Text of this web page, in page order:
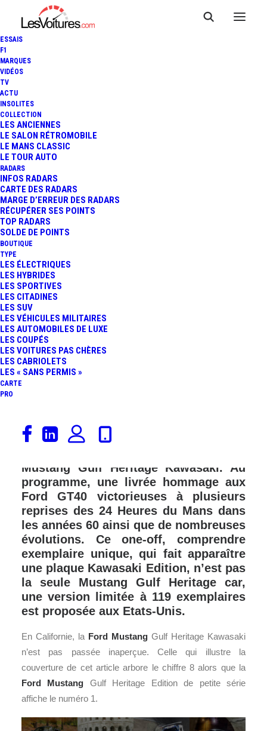
ESSAIS
F1
MARQUES
VIDÉOS
TV
ACTU
INSOLITES
COLLECTION
LES ANCIENNES
LE SALON RÉTROMOBILE
LE MANS CLASSIC
LE TOUR AUTO
RADARS
INFOS RADARS
CARTE DES RADARS
MARGE D’ERREUR DES RADARS
RÉCUPÉRER SES POINTS
TOP RADARS
SOLDE DE POINTS
BOUTIQUE
TYPE
LES ÉLECTRIQUES
LES HYBRIDES
LES SPORTIVES
LES CITADINES
LES SUV
LES VÉHICULES MILITAIRES
LES AUTOMOBILES DE LUXE
LES COUPÉS
LES VOITURES PAS CHÈRES
LES CABRIOLETS
LES « SANS PERMIS »
CARTE
PRO
FORD MUSTANG : UNE SÉRIE
LIMITÉE GULF HERITAGE DE
3 Minutes
A l’occasion de la Monterey Car Week,
le distributeur américain Brown Lee
Mustang Gulf Heritage Kawasaki. Au
programme, une livrée hommage aux
Ford GT40 victorieuses à plusieurs
reprises des 24 Heures du Mans dans
les années 60 ainsi que de nombreuses
évolutions. Ce one-off, comprendre
exemplaire unique, qui fait apparaître
une plaque Kawasaki Edition, n’est pas
la seule Mustang Gulf Heritage car,
une version limitée à 119 exemplaires
est proposée aux Etats-Unis.
En Californie, la Ford Mustang Gulf Heritage Kawasaki
n’est pas passée inaperçue. Celle qui illustre la
couverture de cet article arbore le chiffre 8 alors que la
Ford Mustang Gulf Heritage Edition de petite série
affiche le numéro 1.